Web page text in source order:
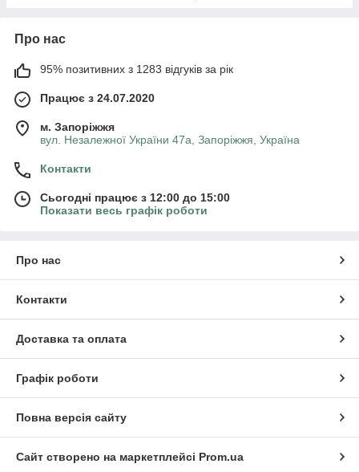
Про нас
95% позитивних з 1283 відгуків за рік
Працює з 24.07.2020
м. Запоріжжя
вул. Незалежної України 47а, Запоріжжя, Україна
Контакти
Сьогодні працює з 12:00 до 15:00
Показати весь графік роботи
Про нас
Контакти
Доставка та оплата
Графік роботи
Повна версія сайту
Сайт створено на маркетплейсі Prom.ua